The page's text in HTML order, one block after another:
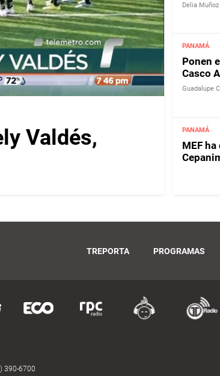
Valdés,
Delia Muñoz
PANAMÁ
Ponen
Casco
Guadalupe
PANAMÁ
MEF
TREPORTA PROGRAMAS
390-6700